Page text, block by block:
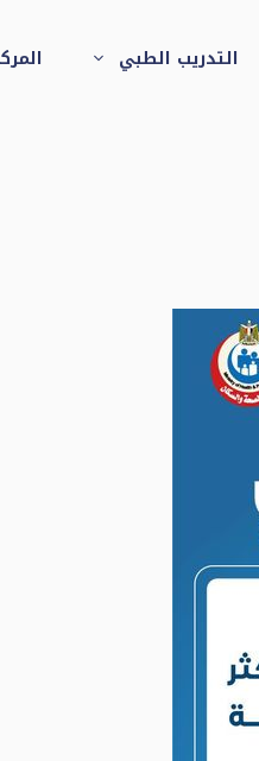
التدريب الطبي